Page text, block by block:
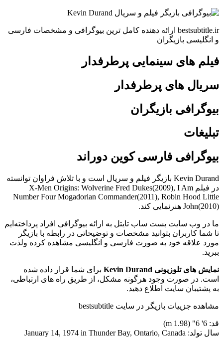
bestsubtitle.ir ارائه دهنده کامل ترین بیوگرافی و مشخصات فارسی
و انگلیسی بازیگران
فیلم های سینمایی پرطرفدار
سریال های پرطرفدار
بیوگرافی بازیگران
تبلیغات
بیوگرافی فارسی کوین دوراند
Kevin Durand بازیگر فیلم و سریال است و با تلاش فراوان توانسته
در فیلم X-Men Origins: Wolverine Fred Dukes(2009), I Am
Number Four Mogadorian Commander(2011), Robin Hood Little
John(2010) هنرنمایی کند.
ما در وب سایت بست ساب تایتل به ارائه بیوگرافی افراد پرداخته‌ایم
تا شما کاربران بتوانید مشخصات و توضیحاتی در رابطه با بازیگر
مورد علاقه خود به صورت فارسی و انگلیسی مشاهده کرده ولذت
ببرید.
نمایش های تلوزیونی Kevin Durand
برای شما قرار داده شده
است. در صورت وجود هرگونه مشکل، از طریق راه های ارتباطی،
به پشتیبان سایت اطلاع دهید.
مشاهده جزییات بازیگر در سایت bestsubtitle
قد: 6' 6" (1.98 m)
سال تولد: January 14, 1974 in Thunder Bay, Ontario, Canada